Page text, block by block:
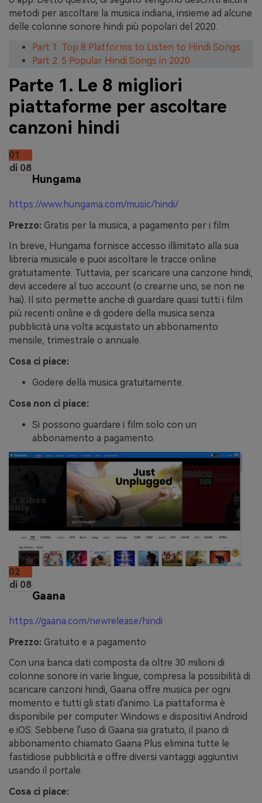
metodi per ascoltare la musica indiana, insieme ad alcune
delle colonne sonore hindi più popolari del 2020.
Part 1. Top 8 Platforms to Listen to Hindi Songs
Part 2. 5 Popular Hindi Songs in 2020
Parte 1. Le 8 migliori
piattaforme per ascoltare
canzoni hindi
01
di 08
Hungama
https://www.hungama.com/music/hindi/
Prezzo: Gratis per la musica, a pagamento per i film
In breve, Hungama fornisce accesso illimitato alla sua
libreria musicale e puoi ascoltare le tracce online
gratuitamente. Tuttavia, per scaricare una canzone hindi,
devi accedere al tuo account (o crearne uno, se non ne
hai). Il sito permette anche di guardare quasi tutti i film
più recenti online e di godere della musica senza
pubblicità una volta acquistato un abbonamento
mensile, trimestrale o annuale.
Cosa ci piace:
Godere della musica gratuitamente.
Cosa non ci piace:
Si possono guardare i film solo con un
abbonamento a pagamento.
02
di 08
Gaana
https://gaana.com/newrelease/hindi
Prezzo: Gratuito e a pagamento
Con una banca dati composta da oltre 30 milioni di
colonne sonore in varie lingue, compresa la possibilità di
scaricare canzoni hindi, Gaana offre musica per ogni
momento e tutti gli stati d'animo. La piattaforma è
disponibile per computer Windows e dispositivi Android
e iOS. Sebbene l'uso di Gaana sia gratuito, il piano di
abbonamento chiamato Gaana Plus elimina tutte le
fastidiose pubblicità e offre diversi vantaggi aggiuntivi
usando il portale.
Cosa ci piace: